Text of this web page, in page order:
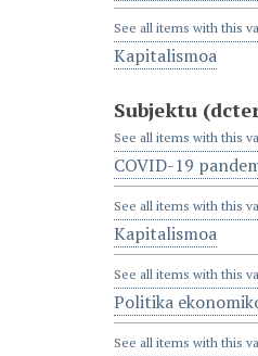
See all items with this
Kapitalismoa
Subjektu
See all items with this
COVID-19
See all items with this
Kapitalismoa
See all items with this
Politika
See all items with this